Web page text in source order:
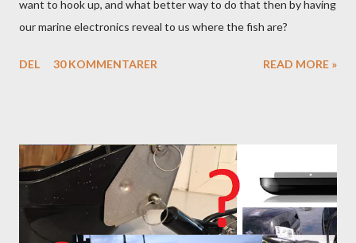
want to hook up, and what better way to do that then by having
our marine electronics reveal to us where the fish are?
DEL 30 KOMMENTARER READ MORE »